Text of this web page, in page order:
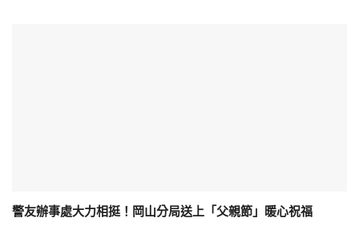
警友辦事處大力相挺！岡山分局送上「父親節」暖心祝福